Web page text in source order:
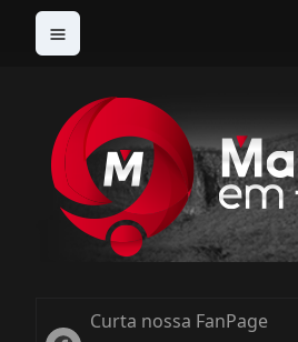
Curta nossa FanPage